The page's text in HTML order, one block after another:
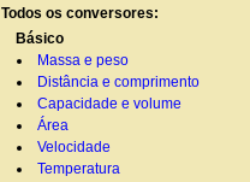
Todos os conversores:
Básico
Massa e peso
Distância e comprimento
Capacidade e volume
Área
Velocidade
Temperatura